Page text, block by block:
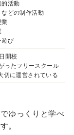
活動
どの制作活動
業
遊び
開校
ったフリースクール
切に運営されている
ゆっくりと学べ
。